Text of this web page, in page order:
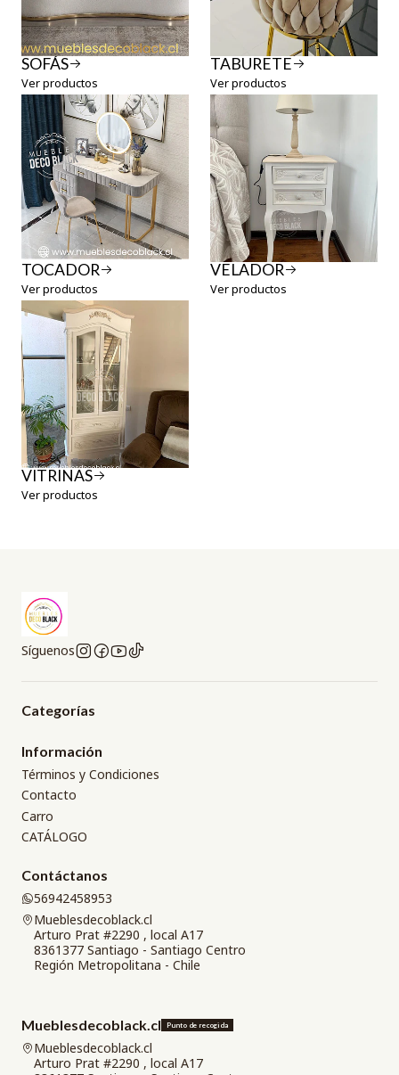
SOFÁS
Ver productos
TABURETE
Ver productos
TOCADOR
Ver productos
VELADOR
Ver productos
VITRINAS
Ver productos
Síguenos
Categorías
Información
Términos y Condiciones
Contacto
Carro
CATÁLOGO
Contáctanos
56942458953
Mueblesdecoblack.cl
Arturo Prat #2290 , local A17
8361377 Santiago - Santiago Centro
Región Metropolitana - Chile
Mueblesdecoblack.cl Punto de recogida
Mueblesdecoblack.cl
Arturo Prat #2290 , local A17